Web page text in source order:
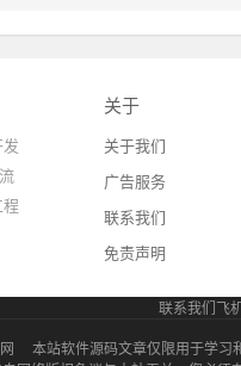
关于
关于我们
广告服务
联系我们
免责声明
联系我们飞
本站软件源码文章仅限用于学习